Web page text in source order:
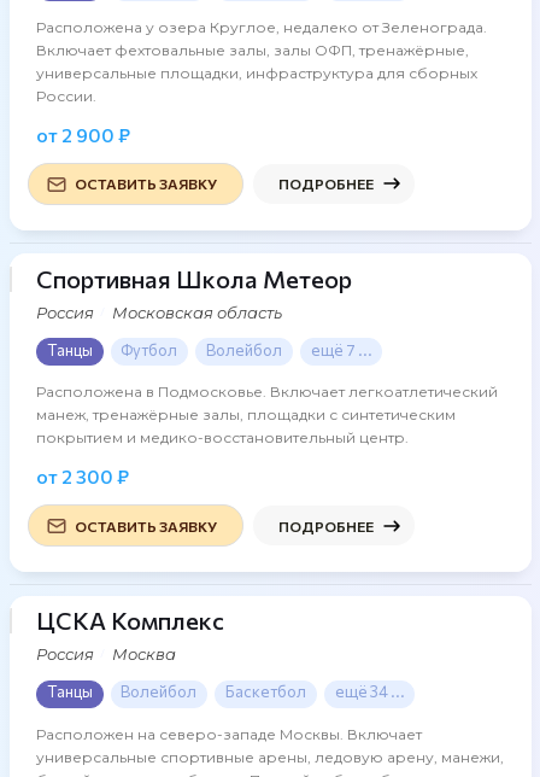
Расположена у озера Круглое, недалеко от Зеленограда.
Включает фехтовальные залы, залы ОФП, тренажёрные,
универсальные площадки, инфраструктура для сборных
России.
ОСТАВИТЬ ЗАЯВКУ ПОДРОБНЕЕ
от 2 900 ₽
Спортивная Школа Метеор
Россия
Московская область
Танцы
Футбол Волейбол ещё 7 ...
Расположена в Подмосковье. Включает легкоатлетический
манеж, тренажёрные залы, площадки с синтетическим
покрытием и медико-восстановительный центр.
ОСТАВИТЬ ЗАЯВКУ ПОДРОБНЕЕ
от 2 300 ₽
16 фото
ЦСКА Комплекс
Россия
Москва
Танцы
Волейбол Баскетбол ещё 34 ...
Расположен на северо-западе Москвы. Включает
универсальные спортивные арены, ледовую арену, манежи,
14 фото